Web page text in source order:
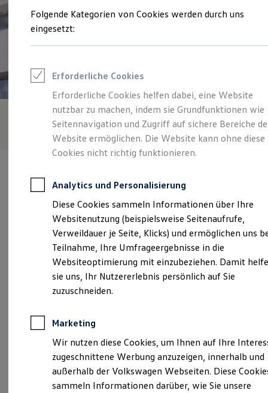
Junge Gebrauchtwagen und Gebrauchtwagen
Volkswagen Zertifizierte Gebrauchtwagen
Zubehör- und Serviceangebote
Leasing
Leasing-Angebote
Gebrauchtwagen Leasing
Junge Gebrauchtwagen-Leasing
Elektroauto Leasing
Kleinwagen-Leasing
Leasing ohne Anzahlung
Finanzierung
Kfz-Versicherung
Restschuldversicherungen
Garantien
Wartungsverträge
Geschäftskunden
Professional Class bei Volkswagen
Großkunden
Behörden
Direktkunden
Sonderfahrzeuge
Anpfiff zum Gewinn
Elektroautos
ID. Tutorials
Der neue ID. Polo
Der ID.4
Der ID.4 GTX
Der ID.5 GTX
Bierschneider GmbH & Co. KG (Impressum & Rechtliches )
Montag Freitag 07:00 18:00
Samstag
09:00-13:00 Uhr
Sonntag
Geschlossen
Folgende Kategorien von Cookies werden durch uns
eingesetzt:
Erforderliche Cookies
Erforderliche Cookies helfen dabei, eine Website
nutzbar zu machen, indem sie Grundfunktionen wie
Seitennavigation und Zugriff auf sichere Bereiche
Website ermöglichen. Die Website kann ohne diese
Cookies nicht richtig funktionieren.
Analytics und Personalisierung
Diese Cookies sammeln Informationen über Ihre
Websitenutzung (beispielsweise Seitenaufrufe,
Verweildauer je Seite, Klicks) und ermöglichen uns
Teilnahme, Ihre Umfrageergebnisse in die
Websiteoptimierung mit einzubeziehen. Damit
sie uns, Ihr Nutzererlebnis persönlich auf Sie
zuzuschneiden.
Marketing
Wir nutzen diese Cookies, um Ihnen auf Ihre
zugeschnittene Werbung anzuzeigen, innerhalb und
außerhalb der Volkswagen Webseiten. Diese
sammeln Informationen darüber, wie Sie unsere